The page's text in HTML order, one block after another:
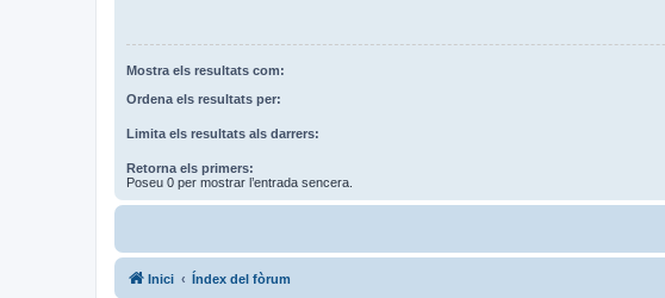
Mostra els resultats com:
Ordena els resultats per:
Limita els resultats als darrers:
Retorna els primers:
Poseu 0 per mostrar l’entrada sencera.
Inici Índex del fòrum